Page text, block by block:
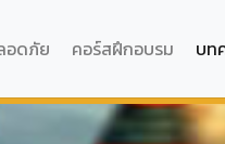
อดภัย คอร์สฝึกอบรม บท